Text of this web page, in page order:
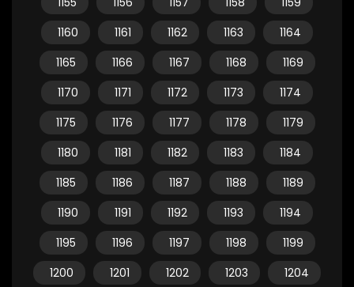
1160
1161 1162 1163
1164
1165
1166 1167 1168
1169
1170
1171 1172 1173
1174
1175
1176 1177 1178
1179
1180
1181 1182 1183
1184
1185
1186 1187 1188
1189
1190
1191 1192 1193
1194
1195
1196 1197 1198
1199
1200
1201 1202 1203
1204